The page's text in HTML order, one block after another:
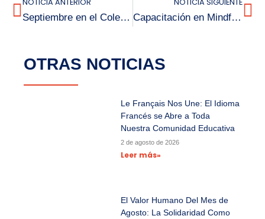
NOTICIA ANTERIOR
Septiembre en el Colegio Bicentenario Louis Pasteur: Un Mes Para Vivir el Patriotismo
NOTICIA SIGUIENTE
Capacitación en Mindfulness
OTRAS NOTICIAS
Le Français Nos Une: El Idioma
Francés se Abre a Toda
Nuestra Comunidad Educativa
2 de agosto de 2026
Leer más»
El Valor Humano Del Mes de
Agosto: La Solidaridad Como